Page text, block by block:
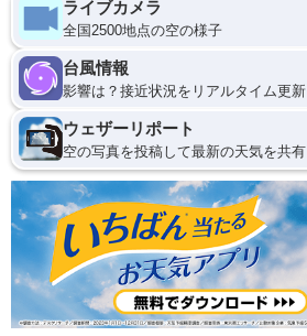
ライブカメラ
全国2500地点の空の様子
台風情報
影響は？接近状況をリアルタイム更新
ウェザーリポート
空の写真を投稿して最新の天気を共有